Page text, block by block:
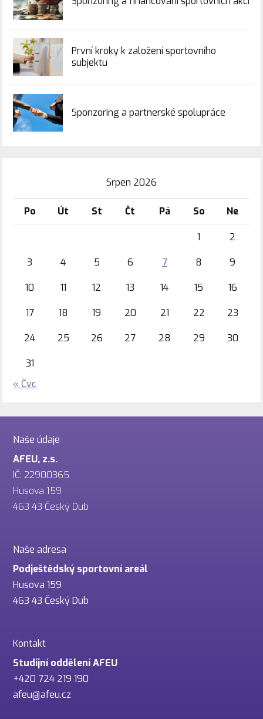
První kroky k založení sportovního
subjektu
Sponzoring a partnerské spolupráce
Srpen 2026
Po Út St Čt Pá So Ne
1 2
3 4 5 6 7 8 9
10 11 12 13 14 15 16
17 18 19 20 21 22 23
24 25 26 27 28 29 30
31
« Čvc
Naše údaje
AFEU, z.s.
IČ: 22900365
Husova 159
463 43 Český Dub
Naše adresa
Podještědský sportovní areál
Husova 159
463 43 Český Dub
Kontakt
Studijní oddělení AFEU
+420 724 219 190
afeu@afeu.cz